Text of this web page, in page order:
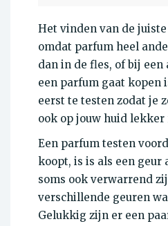
Het vinden van de
omdat parfum heel
dan in de fles, of bij een
een parfum gaat kopen
eerst te testen zodat je
ook op jouw huid
Een parfum testen
koopt, is is als een geur
soms ook verwarrend
verschillende geuren
Gelukkig zijn er een